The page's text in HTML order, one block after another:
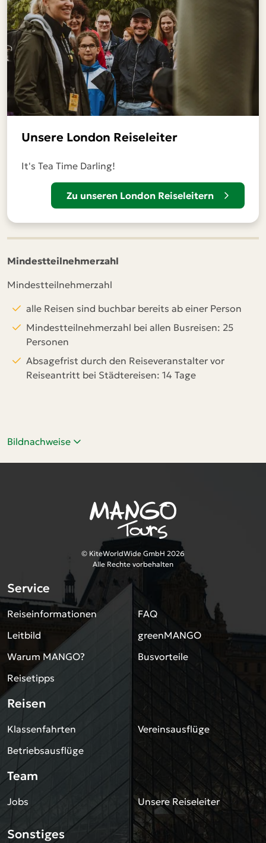
Unsere London Reiseleiter
It's Tea Time Darling!
Zu unseren London Reiseleitern
Mindestteilnehmerzahl
Mindestteilnehmerzahl
alle Reisen sind buchbar bereits ab einer Person
Mindestteilnehmerzahl bei allen Busreisen: 25
Personen
Absagefrist durch den Reiseveranstalter vor
Reiseantritt bei Städtereisen: 14 Tage
Bildnachweise
© KiteWorldWide GmbH 2026
Alle Rechte vorbehalten
Service
Reiseinformationen
Leitbild
Warum MANGO?
Reisetipps
FAQ
greenMANGO
Busvorteile
Reisen
Klassenfahrten
Betriebsausflüge
Vereinsausflüge
Team
Jobs Unsere Reiseleiter
Sonstiges